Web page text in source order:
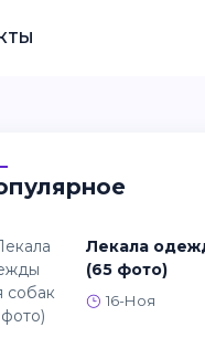
Лекала одежды для собак
(65 фото)
16-Ноя